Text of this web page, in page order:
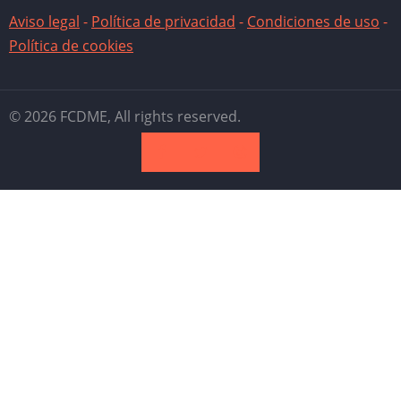
Aviso legal - Política de privacidad - Condiciones de uso -
Política de cookies
© 2026 FCDME, All rights reserved.